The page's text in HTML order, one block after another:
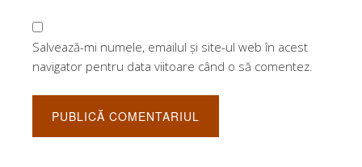
Salvează-mi numele, emailul și site-ul web în acest
navigator pentru data viitoare când o să comentez.